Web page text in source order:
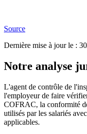
Source
Dernière mise à jour le :
Notre analyse
L'agent de contrôle de
l'employeur de faire
COFRAC, la conformité
utilisés par les salariés
applicables.